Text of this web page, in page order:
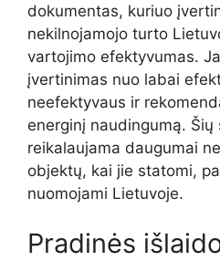
dokumentas, kuriuo
nekilnojamojo turto
vartojimo efektyvumas.
įvertinimas nuo labai
neefektyvaus ir
energinį naudingumą.
reikalaujama daugumai
objektų, kai jie statomi,
nuomojami Lietuvoje.
Pradinės